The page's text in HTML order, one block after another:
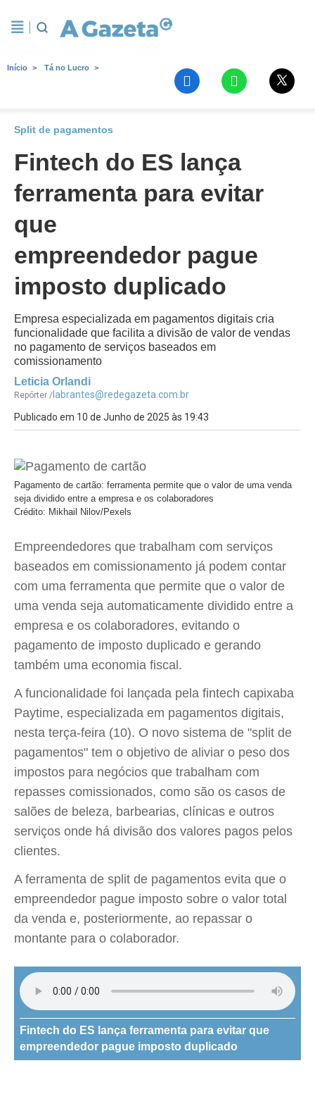
Início Tá no Lucro
Split de pagamentos
Fintech do ES lança
ferramenta para evitar
que
empreendedor pague
imposto duplicado
Empresa especializada em pagamentos digitais cria
funcionalidade que facilita a divisão de valor de vendas
no pagamento de serviços baseados em
comissionamento
Leticia Orlandi
Repórter / labrantes@redegazeta.com.br
Publicado em 10 de Junho de 2025 às 19:43
Pagamento de cartão: ferramenta permite que o valor de uma venda
seja dividido entre a empresa e os colaboradores
Crédito: Mikhail Nilov/Pexels
Empreendedores que trabalham com serviços
baseados em comissionamento já podem contar
com uma ferramenta que permite que o valor de
uma venda seja automaticamente dividido entre a
empresa e os colaboradores, evitando o
pagamento de imposto duplicado e gerando
também uma economia fiscal.
A funcionalidade foi lançada pela fintech capixaba
Paytime, especializada em pagamentos digitais,
nesta terça-feira (10). O novo sistema de "split de
pagamentos" tem o objetivo de aliviar o peso dos
impostos para negócios que trabalham com
repasses comissionados, como são os casos de
salões de beleza, barbearias, clínicas e outros
serviços onde há divisão dos valores pagos pelos
clientes.
A ferramenta de split de pagamentos evita que o
empreendedor pague imposto sobre o valor total
da venda e, posteriormente, ao repassar o
montante para o colaborador.
Fintech do ES lança ferramenta para evitar que
empreendedor pague imposto duplicado